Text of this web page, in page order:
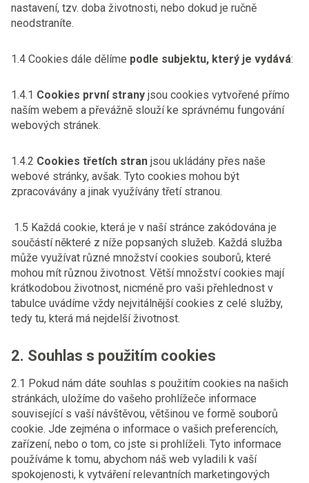
nastavení, tzv. doba životnosti, nebo dokud je ručně
neodstraníte.
1.4 Cookies dále dělíme podle subjektu, který je vydává:
1.4.1 Cookies první strany jsou cookies vytvořené přímo
naším webem a převážně slouží ke správnému fungování
webových stránek.
1.4.2 Cookies třetích stran jsou ukládány přes naše
webové stránky, avšak. Tyto cookies mohou být
zpracovávány a jinak využívány třetí stranou.
1.5 Každá cookie, která je v naší stránce zakódována je
součástí některé z níže popsaných služeb. Každá služba
může využívat různé množství cookies souborů, které
mohou mít různou životnost. Větší množství cookies mají
krátkodobou životnost, nicméně pro vaši přehlednost v
tabulce uvádíme vždy nejvitálnější cookies z celé služby,
tedy tu, která má nejdelší životnost.
2. Souhlas s použitím cookies
2.1 Pokud nám dáte souhlas s použitím cookies na našich
stránkách, uložíme do vašeho prohlížeče informace
související s vaší návštěvou, většinou ve formě souborů
cookie. Jde zejména o informace o vašich preferencích,
zařízení, nebo o tom, co jste si prohlíželi. Tyto informace
používáme k tomu, abychom náš web vyladili k vaší
spokojenosti, k vytváření relevantních marketingových